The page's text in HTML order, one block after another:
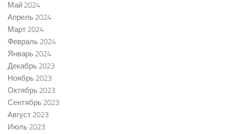
Май 2024
Апрель 2024
Март 2024
Февраль 2024
Январь 2024
Декабрь 2023
Ноябрь 2023
Октябрь 2023
Сентябрь 2023
Август 2023
Июль 2023